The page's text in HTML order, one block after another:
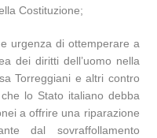
Costituzione;
urgenza di ottemperare a
dei diritti dell’uomo nella
Torreggiani e altri contro
lo Stato italiano debba
a offrire una riparazione
dal sovraffollamento